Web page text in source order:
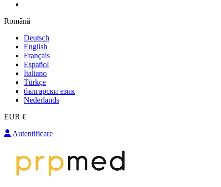
Română
Deutsch
English
Français
Español
Italiano
Türkçe
български език
Nederlands
EUR €
Autentificare